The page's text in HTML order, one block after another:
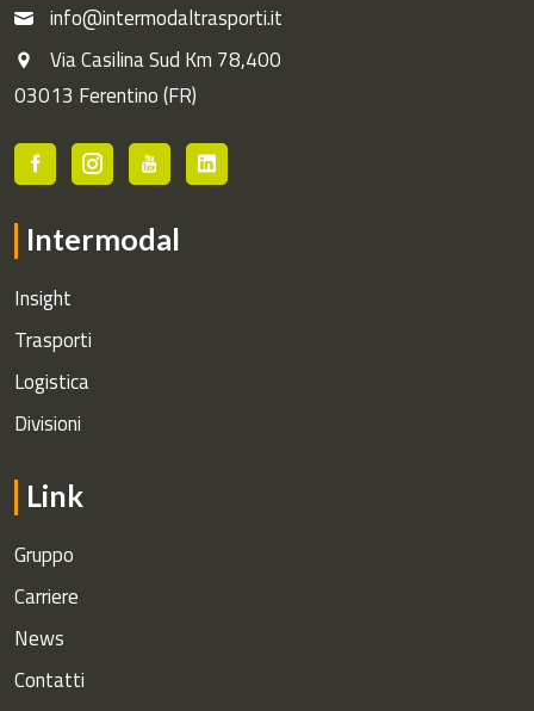
info@intermodaltrasporti.it
Via Casilina Sud Km 78,400
03013 Ferentino (FR)
Intermodal
Insight
Trasporti
Logistica
Divisioni
Link
Gruppo
Carriere
News
Contatti